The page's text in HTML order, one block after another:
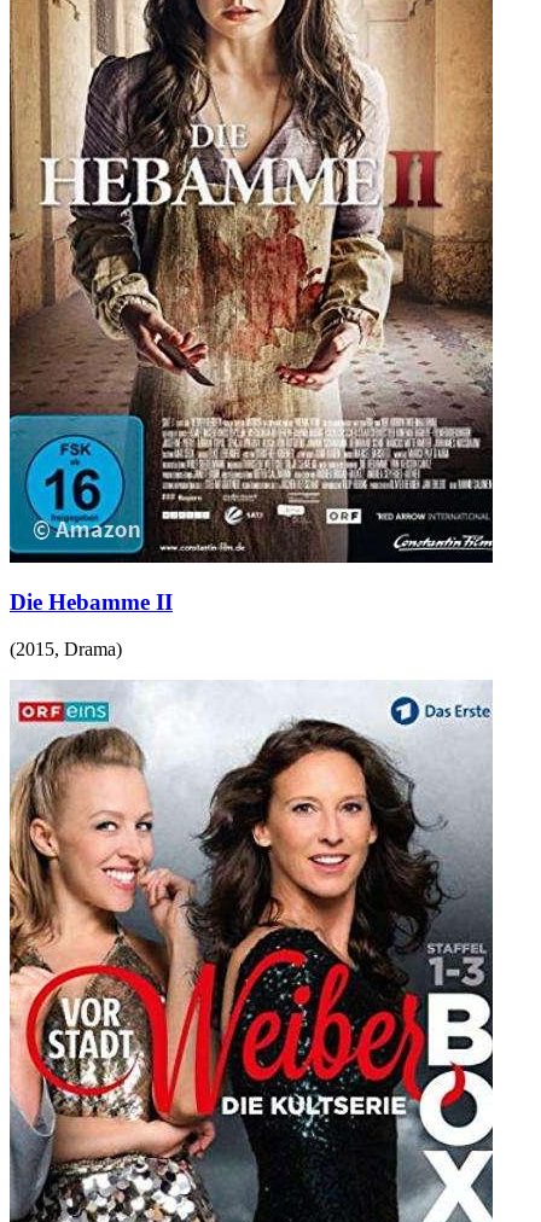
Die Hebamme II
(2015, Drama)